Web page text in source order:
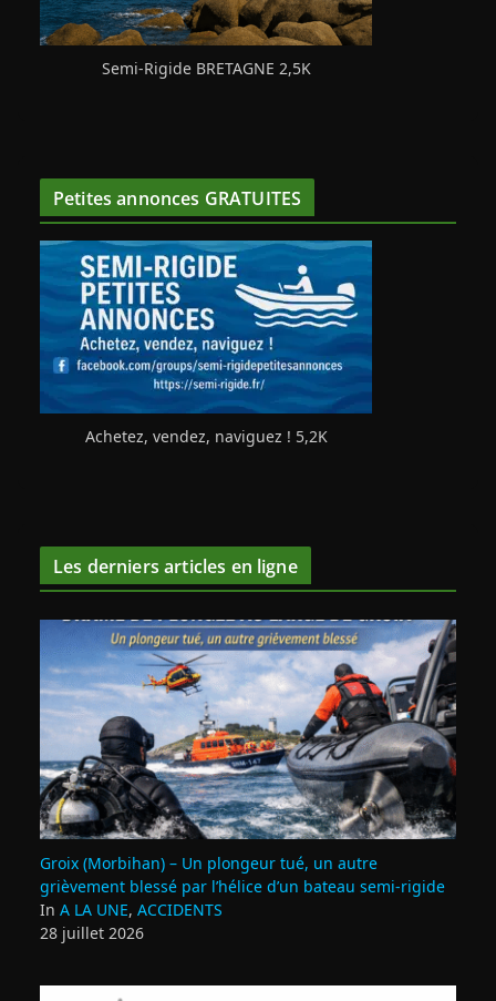
Semi-Rigide BRETAGNE 2,5K
Petites annonces GRATUITES
Achetez, vendez, naviguez ! 5,2K
Les derniers articles en ligne
Groix (Morbihan) – Un plongeur tué, un autre
grièvement blessé par l’hélice d’un bateau semi-rigide
In A LA UNE, ACCIDENTS
28 juillet 2026